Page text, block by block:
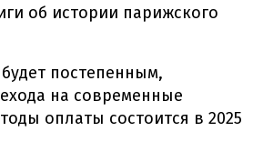
об истории парижского
постепенным,
на современные
оплаты состоится в 2025